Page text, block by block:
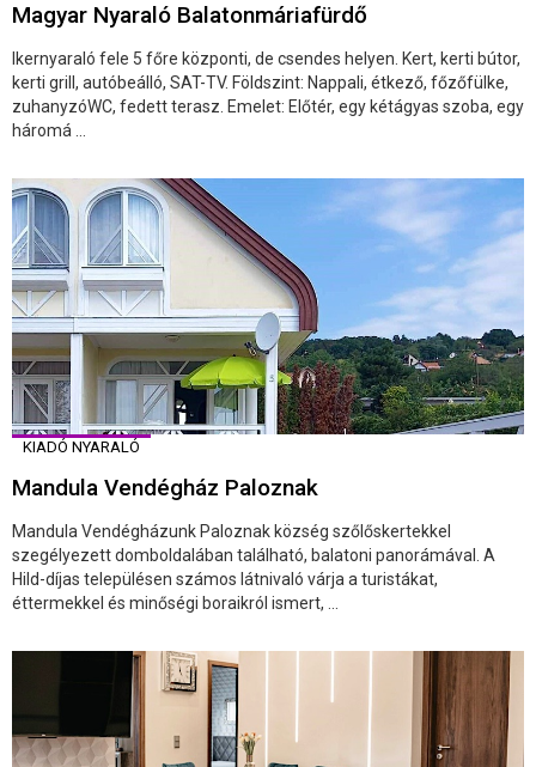
Magyar Nyaraló Balatonmáriafürdő
Ikernyaraló fele 5 főre központi, de csendes helyen. Kert, kerti bútor,
kerti grill, autóbeálló, SAT-TV. Földszint: Nappali, étkező, főzőfülke,
zuhanyzóWC, fedett terasz. Emelet: Előtér, egy kétágyas szoba, egy
háromá ...
KIADÓ NYARALÓ
Mandula Vendégház Paloznak
Mandula Vendégházunk Paloznak község szőlőskertekkel
szegélyezett domboldalában található, balatoni panorámával. A
Hild-díjas településen számos látnivaló várja a turistákat,
éttermekkel és minőségi boraikról ismert, ...